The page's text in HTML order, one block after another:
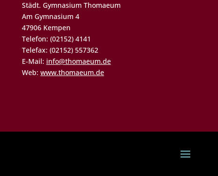
Städt. Gymnasium Thomaeum
Am Gymnasium 4
47906 Kempen
Telefon: (02152) 4141
Telefax: (02152) 557362
E-Mail: info@thomaeum.de
Web: www.thomaeum.de